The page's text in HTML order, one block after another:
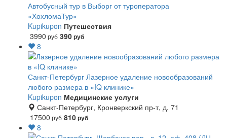
Автобусный тур в Выборг от туроператора
«ХохломаТур»
Kupikupon Путешествия
3990 руб 390руб
8
Санкт-Петербург Лазерное удаление новообразований
любого размера в «IQ клинике»
Kupikupon Медицинские услуги
Санкт-Петербург, Кронверкский пр-т, д. 71
17500 руб 810руб
8